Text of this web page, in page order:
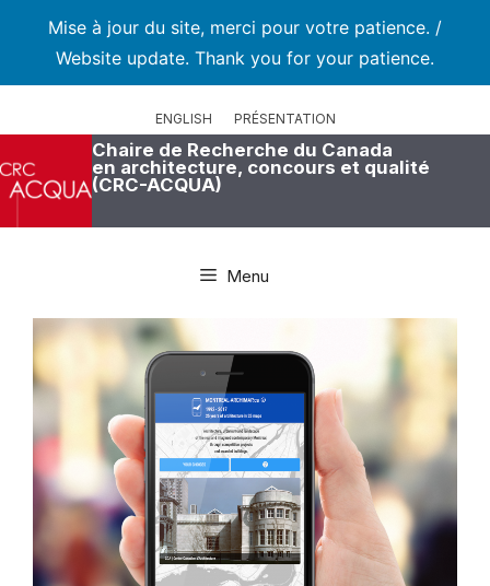
Mise à jour du site, merci pour votre patience. /
Website update. Thank you for your patience.
ENGLISH PRÉSENTATION
Chaire de Recherche du Canada
en architecture, concours et qualité
(CRC-ACQUA)
Menu